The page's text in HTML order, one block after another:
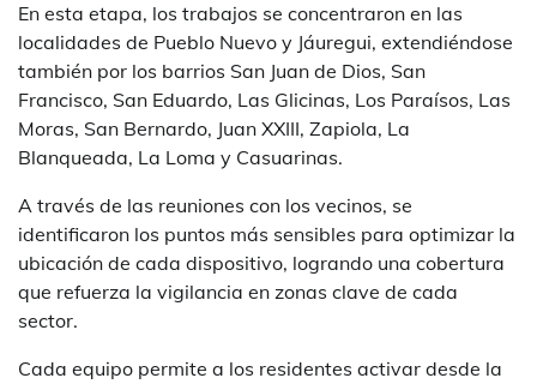
En esta etapa, los trabajos se concentraron en las
localidades de Pueblo Nuevo y Jáuregui, extendiéndose
también por los barrios San Juan de Dios, San
Francisco, San Eduardo, Las Glicinas, Los Paraísos, Las
Moras, San Bernardo, Juan XXIII, Zapiola, La
Blanqueada, La Loma y Casuarinas.
A través de las reuniones con los vecinos, se
identificaron los puntos más sensibles para optimizar la
ubicación de cada dispositivo, logrando una cobertura
que refuerza la vigilancia en zonas clave de cada
sector.
Cada equipo permite a los residentes activar desde la